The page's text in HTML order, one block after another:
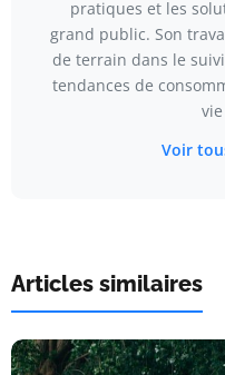
pratiques et les
grand public. Son
de terrain dans le
tendances de
Voir
Articles similaires